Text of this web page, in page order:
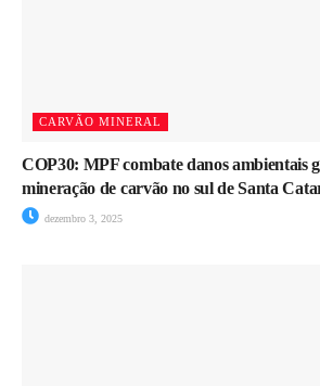
CARVÃO MINERAL
COP30: MPF combate danos ambientais
mineração de carvão no sul de Santa
dezembro 3, 2025